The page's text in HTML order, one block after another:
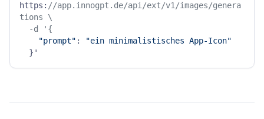
https: //app.innogpt.de/api/ext/v1/images/genera
tions \
  -d '{
"prompt" :
"ein minimalistisches App-Icon"